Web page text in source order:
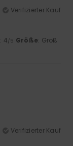
Verifizierter Kauf
: 4/5 Größe: Groß
Verifizierter Kauf